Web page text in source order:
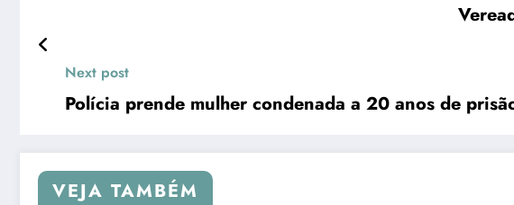
Next post
Polícia prende mulher condenada a 20 anos de
VEJA TAMBÉM